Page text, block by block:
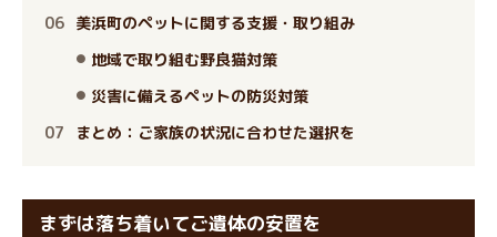
美浜町のペットに関する支援・取り組み
地域で取り組む野良猫対策
災害に備えるペットの防災対策
まとめ：ご家族の状況に合わせた選択を
まずは落ち着いてご遺体の安置を